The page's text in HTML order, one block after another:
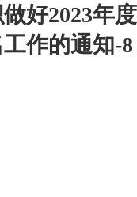
好2023年度
作的通知-8